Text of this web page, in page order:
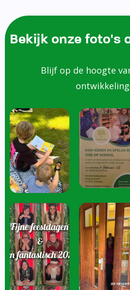
Bekijk onze foto's
Blijf op de hoogte